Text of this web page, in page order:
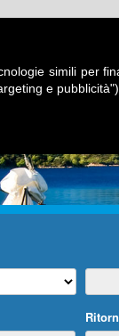
simili per
e